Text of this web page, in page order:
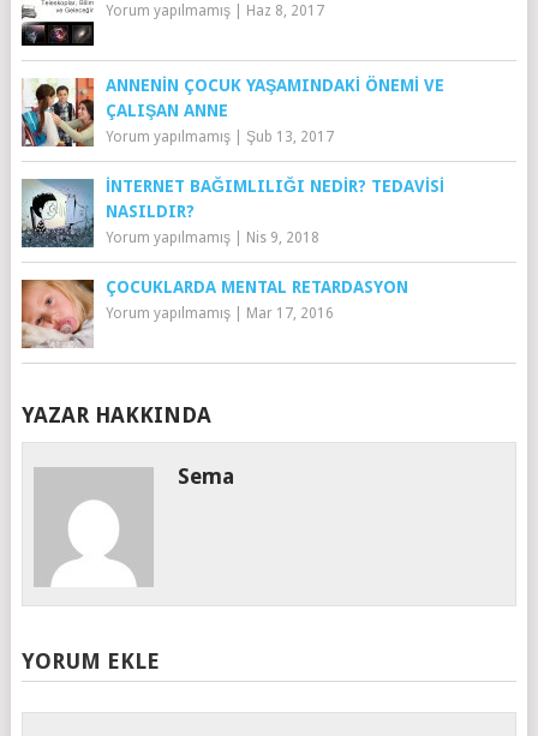
Yorum yapılmamış| Haz 8, 2017
ANNENIN ÇOCUK YAŞAMINDAKI ÖNEMI VE
ÇALIŞAN ANNE
Yorum yapılmamış| Şub 13, 2017
İNTERNET BAĞIMLILIĞI NEDIR? TEDAVISI
NASILDIR?
Yorum yapılmamış| Nis 9, 2018
ÇOCUKLARDA MENTAL RETARDASYON
Yorum yapılmamış| Mar 17, 2016
YAZAR HAKKINDA
Sema
YORUM EKLE